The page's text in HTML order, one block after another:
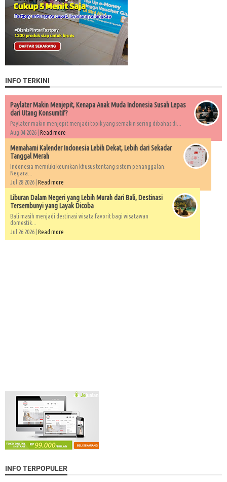
INFO TERKINI
Paylater Makin Menjepit, Kenapa Anak Muda Indonesia Susah Lepas
dari Utang Konsumtif?
Paylater makin menjepit menjadi topik yang semakin sering dibahas di...
Aug 04 2026 | Read more
Memahami Kalender Indonesia Lebih Dekat, Lebih dari Sekadar
Tanggal Merah
Indonesia memiliki keunikan khusus tentang sistem penanggalan.
Negara...
Jul 28 2026 | Read more
Liburan Dalam Negeri yang Lebih Murah dari Bali, Destinasi
Tersembunyi yang Layak Dicoba
Bali masih menjadi destinasi wisata favorit bagi wisatawan
domestik...
Jul 26 2026 | Read more
INFO TERPOPULER